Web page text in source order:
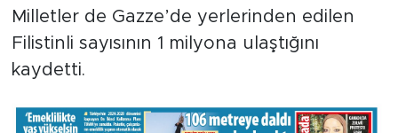
Milletler de Gazze’de yerlerinden edilen
Filistinli sayısının 1 milyona ulaştığını
kaydetti.